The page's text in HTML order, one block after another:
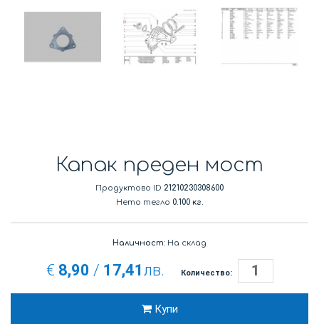
Капак преден мост
Продуктово ID 21210230308600
Нето тегло 0.100 кг.
Наличност: На склад
€ 8,90 / 17,41 лв. Количество:
Купи